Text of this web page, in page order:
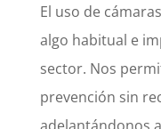
El uso de
algo habitual e
sector. Nos
prevención sin